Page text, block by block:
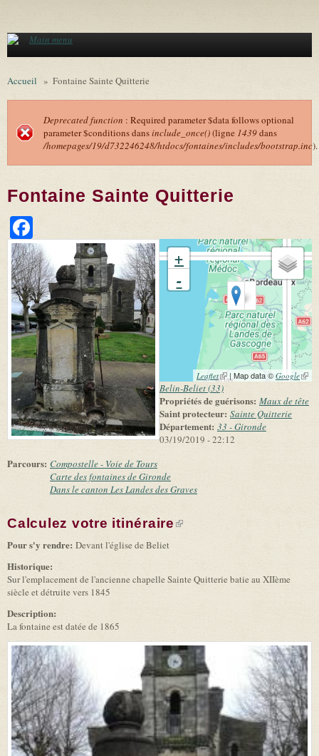
Main menu
Accueil » Fontaine Sainte Quitterie
Message d'erreur
Deprecated function : Required parameter $data follows optional
parameter $conditions dansinclude_once()(ligne 1439dans
/homepages/19/d732246248/htdocs/fontaines/includes/bootstrap.inc).
Fontaine Sainte Quitterie
+
-
Leaflet(link is external)
| Map data © Google(link
Belin-Beliet (33)
Propriétés de guérisons: Maux de tête
Saint protecteur: Sainte Quitterie
Département: 33 - Gironde
03/19/2019 - 22:12
Parcours: Compostelle - Voie de Tours
Carte des fontaines de Gironde
Dans le canton Les Landes des Graves
Calculez votre itinéraire(link is external)
Pour s'y rendre: Devant l'église de Beliet
Historique:
Sur l'emplacement de l'ancienne chapelle Sainte Quitterie batie au XIIème
siècle et détruite vers 1845
Description:
La fontaine est datée de 1865